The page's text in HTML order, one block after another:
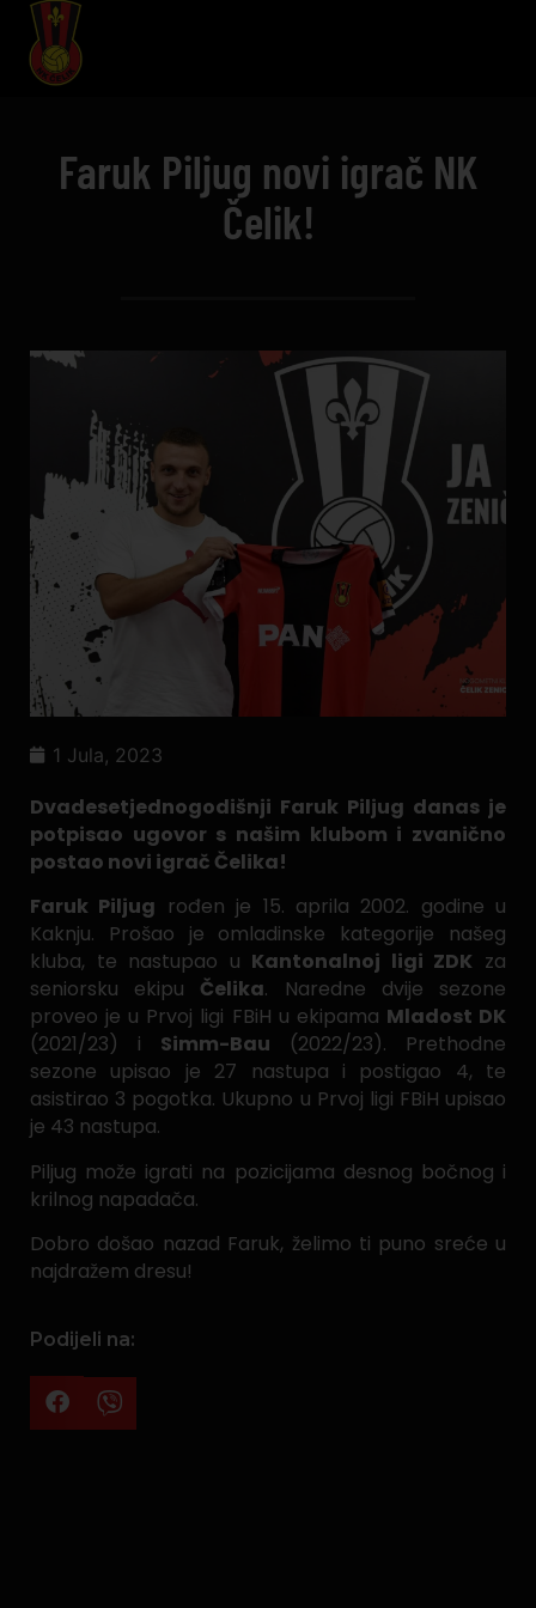
Faruk Piljug novi igrač NK
Čelik!
1 Jula, 2023
Dvadesetjednogodišnji Faruk Piljug danas je
potpisao ugovor s našim klubom i zvanično
postao novi igrač Čelika!
Faruk Piljug rođen je 15. aprila 2002. godine u
Kaknju. Prošao je omladinske kategorije našeg
kluba, te nastupao u Kantonalnoj ligi ZDK za
seniorsku ekipu Čelika. Naredne dvije sezone
proveo je u Prvoj ligi FBiH u ekipama Mladost DK
(2021/23) i Simm-Bau (2022/23). Prethodne
sezone upisao je 27 nastupa i postigao 4, te
asistirao 3 pogotka. Ukupno u Prvoj ligi FBiH upisao
je 43 nastupa.
Piljug može igrati na pozicijama desnog bočnog i
krilnog napadača.
Dobro došao nazad Faruk, želimo ti puno sreće u
najdražem dresu!
Podijeli na: